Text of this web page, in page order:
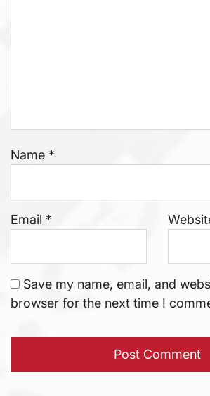
Name *
Email *
Save my name, email, and
browser for the next time I